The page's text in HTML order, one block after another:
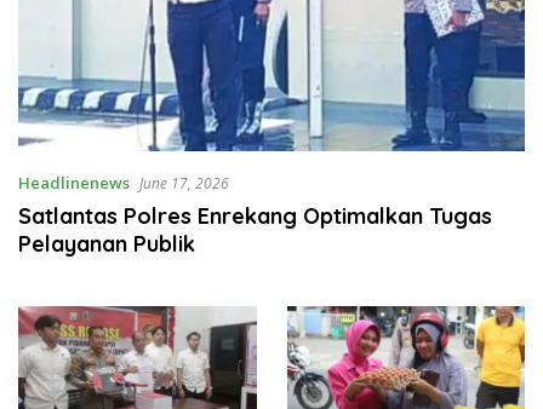
Headlinenews June 17, 2026
Satlantas Polres Enrekang Optimalkan Tugas
Pelayanan Publik